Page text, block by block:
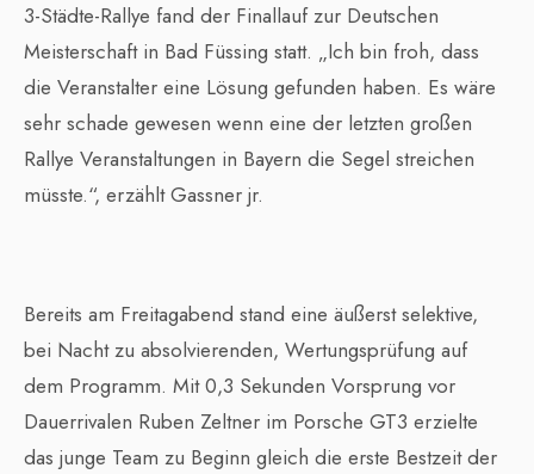
3-Städte-Rallye fand der Finallauf zur Deutschen
Meisterschaft in Bad Füssing statt. „Ich bin froh, dass
die Veranstalter eine Lösung gefunden haben. Es wäre
sehr schade gewesen wenn eine der letzten großen
Rallye Veranstaltungen in Bayern die Segel streichen
müsste.“, erzählt Gassner jr.
Bereits am Freitagabend stand eine äußerst selektive,
bei Nacht zu absolvierenden, Wertungsprüfung auf
dem Programm. Mit 0,3 Sekunden Vorsprung vor
Dauerrivalen Ruben Zeltner im Porsche GT3 erzielte
das junge Team zu Beginn gleich die erste Bestzeit der